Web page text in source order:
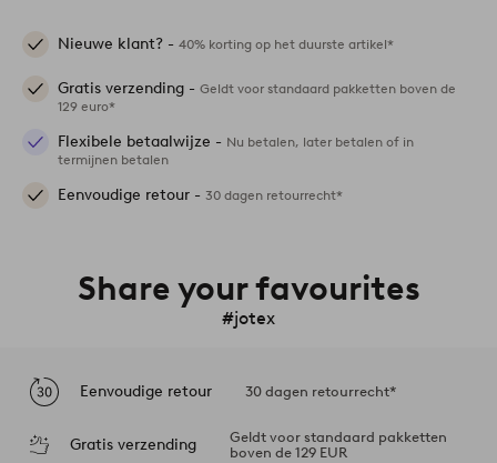
Nieuwe klant? - 40% korting op het duurste artikel*
Gratis verzending - Geldt voor standaard pakketten boven de
129 euro*
Flexibele betaalwijze - Nu betalen, later betalen of in
termijnen betalen
Eenvoudige retour - 30 dagen retourrecht*
Share your favourites
#jotex
Eenvoudige retour 30 dagen retourrecht*
Gratis verzending
Geldt voor standaard pakketten
boven de 129 EUR